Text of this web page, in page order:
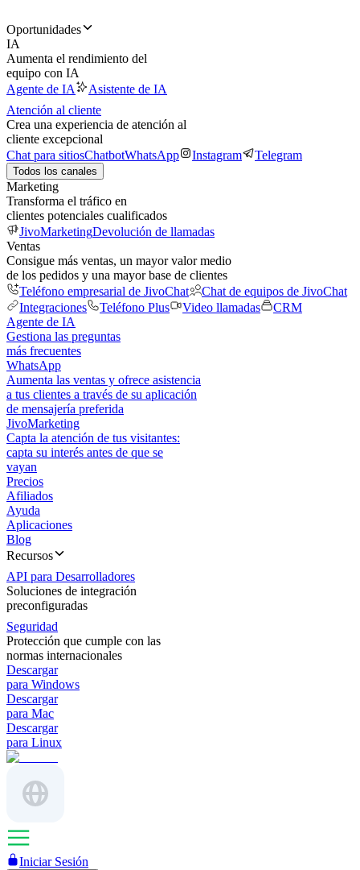
Oportunidades
IA
Aumenta el rendimiento del
equipo con IA
Agente de IA
Asistente de IA
Atención al cliente
Crea una experiencia de atención al
cliente excepcional
Chat para sitiosChatbotWhatsApp Instagram Telegram
Todos los canales
Marketing
Transforma el tráfico en
clientes potenciales cualificados
JivoMarketingDevolución de llamadas
Ventas
Consigue más ventas, un mayor valor medio
de los pedidos y una mayor base de clientes
Teléfono empresarial de JivoChat
Chat de equipos de JivoChat
Integraciones
Teléfono Plus Video llamadas
CRM
Agente de IA
Gestiona las preguntas
más frecuentes
WhatsApp
Aumenta las ventas y ofrece asistencia
a tus clientes a través de su aplicación
de mensajería preferida
JivoMarketing
Capta la atención de tus visitantes:
capta su interés antes de que se
vayan
Precios
Afiliados
Ayuda
Aplicaciones
Blog
Recursos
API para Desarrolladores
Soluciones de integración
preconfiguradas
Seguridad
Protección que cumple con las
normas internacionales
Descargar
para Windows
Descargar
para Mac
Descargar
para Linux
Iniciar Sesión